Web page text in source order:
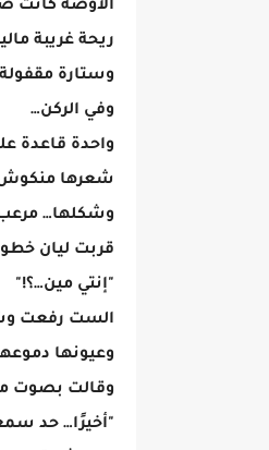
الأوضة كانت
ريحة غريبة
وستارة
وفي الركن…
واحدة قاعدة
شعرها
وشكلها…
قربت ليان
"إنتي مين…؟!"
الست رفعت
وعيونها
وقالت بصوت
"أخيرًا… حد